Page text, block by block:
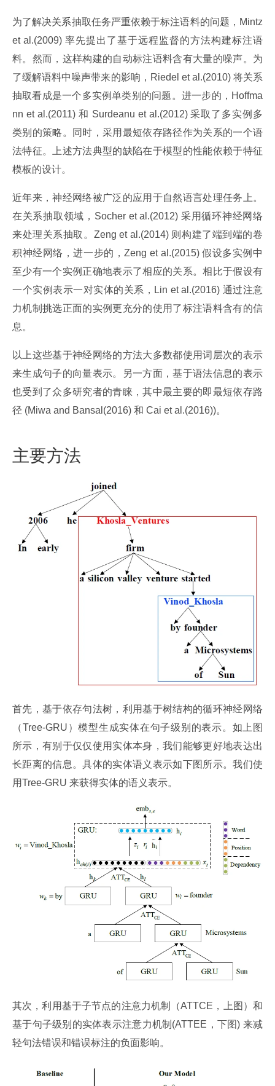
为了解决关系抽取任务严重依赖于标注语料的问题，Mintz
et al.(2009) 率先提出了基于远程监督的方法构建标注语
料。然而，这样构建的自动标注语料含有大量的噪声。为
了缓解语料中噪声带来的影响，Riedel et al.(2010) 将关系
抽取看成是一个多实例单类别的问题。进一步的，Hoffma
nn et al.(2011) 和 Surdeanu et al.(2012) 采取了多实例多
类别的策略。同时，采用最短依存路径作为关系的一个语
法特征。上述方法典型的缺陷在于模型的性能依赖于特征
模板的设计。
近年来，神经网络被广泛的应用于自然语言处理任务上。
在关系抽取领域，Socher et al.(2012) 采用循环神经网络
来处理关系抽取。Zeng et al.(2014) 则构建了端到端的卷
积神经网络，进一步的，Zeng et al.(2015) 假设多实例中
至少有一个实例正确地表示了相应的关系。相比于假设有
一个实例表示一对实体的关系，Lin et al.(2016) 通过注意
力机制挑选正面的实例更充分的使用了标注语料含有的信
息。
以上这些基于神经网络的方法大多数都使用词层次的表示
来生成句子的向量表示。另一方面，基于语法信息的表示
也受到了众多研究者的青睐，其中最主要的即最短依存路
径 (Miwa and Bansal(2016) 和 Cai et al.(2016))。
主要方法
首先，基于依存句法树，利用基于树结构的循环神经网络
（Tree-GRU）模型生成实体在句子级别的表示。如上图
所示，有别于仅仅使用实体本身，我们能够更好地表达出
长距离的信息。具体的实体语义表示如下图所示。我们使
用Tree-GRU 来获得实体的语义表示。
其次，利用基于子节点的注意力机制（ATTCE，上图）和
基于句子级别的实体表示注意力机制(ATTEE，下图) 来减
轻句法错误和错误标注的负面影响。